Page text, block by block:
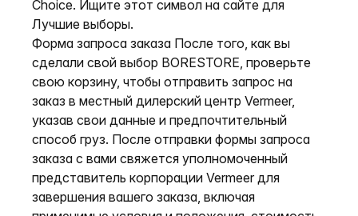
Choice. Ищите этот символ на сайте для
Лучшие выборы.
Форма запроса заказа После того, как вы
сделали свой выбор BORESTORE, проверьте
свою корзину, чтобы отправить запрос на
заказ в местный дилерский центр Vermeer,
указав свои данные и предпочтительный
способ груз. После отправки формы запроса
заказа с вами свяжется уполномоченный
представитель корпорации Vermeer для
завершения вашего заказа, включая